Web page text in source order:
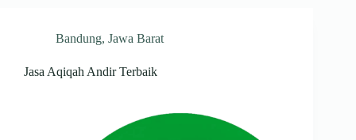
Bandung, Jawa Barat
Jasa Aqiqah Andir Terbaik